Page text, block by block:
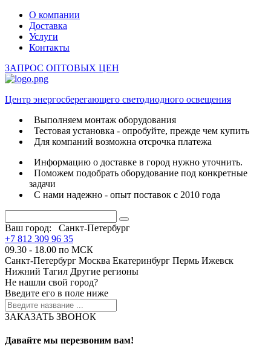
О компании
Доставка
Услуги
Контакты
ЗАПРОС ОПТОВЫХ ЦЕН
Центр энергосберегающего светодиодного освещения
Выполняем монтаж оборудования
Тестовая установка - опробуйте, прежде чем купить
Для компаний возможна отсрочка платежа
Информацию о доставке в город нужно уточнить.
Поможем подобрать оборудование под конкретные
задачи
С нами надежно - опыт поставок с 2010 года
Ваш город:
Санкт-Петербург
+7 812 309 96 35
09.30 - 18.00 по МСК
Санкт-Петербург Москва Екатеринбург Пермь Ижевск
Нижний Тагил Другие регионы
Не нашли свой город?
Введите его в поле ниже
ЗАКАЗАТЬ ЗВОНОК
Давайте мы перезвоним вам!